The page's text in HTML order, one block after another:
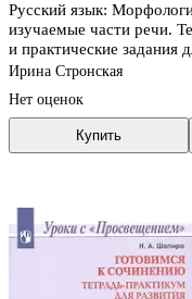
Русский язык:
изучаемые части речи.
и практические задания
подготовки к ЕГЭ с
классы
Ирина Стронская
Нет оценок
Купить